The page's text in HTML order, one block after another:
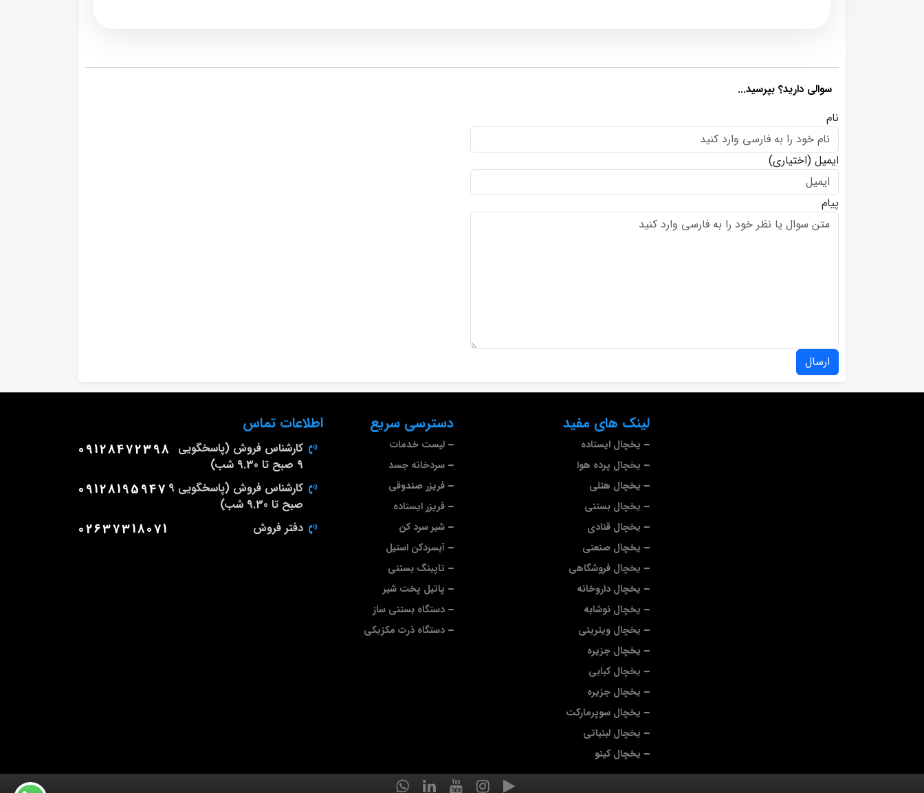
سوالی دارید؟ بپرسید...
نام
ایمیل (اختیاری)
پیام
ارسال
لینک های مفید
یخچال ایستاده
یخچال پرده هوا
یخچال هتلی
یخچال بستنی
یخچال قنادی
یخچال صنعتی
یخچال فروشگاهی
یخچال داروخانه
یخچال نوشابه
یخچال ویترینی
یخچال جزیره
یخچال کبابی
یخچال جزیره
یخچال سوپرمارکت
یخچال لبنیاتی
یخچال کینو
دسترسی سریع
لیست خدمات
سردخانه جسد
فریزر صندوقی
فریزر ایستاده
شیر سرد کن
آبسردکن استیل
تاپینگ بستنی
پاتیل پخت شیر
دستگاه بستنی ساز
دستگاه ذرت مکزیکی
اطلاعات تماس
کارشناس فروش (پاسخگویی
9 صبح تا 9.30 شب)
09128472398
کارشناس فروش (پاسخگویی 9
صبح تا 9.30 شب)
09128195947
دفتر فروش 02637318071